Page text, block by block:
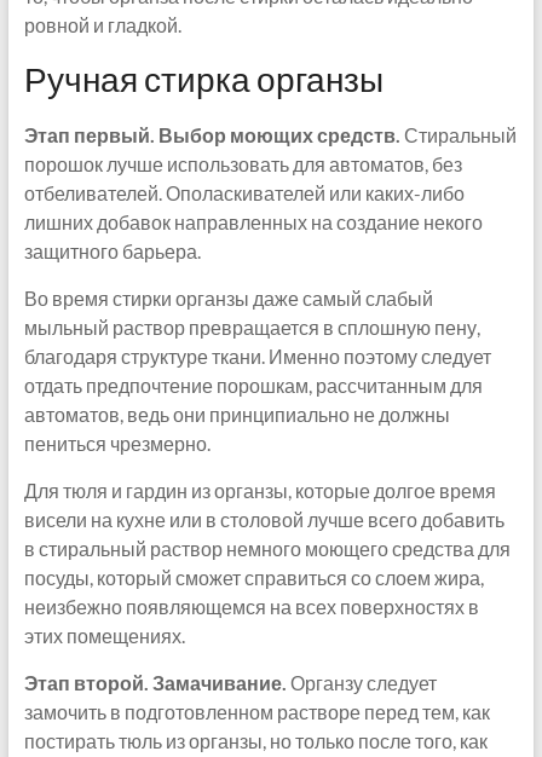
ровной и гладкой.
Ручная стирка органзы
Этап первый. Выбор моющих средств. Стиральный
порошок лучше использовать для автоматов, без
отбеливателей. Ополаскивателей или каких-либо
лишних добавок направленных на создание некого
защитного барьера.
Во время стирки органзы даже самый слабый
мыльный раствор превращается в сплошную пену,
благодаря структуре ткани. Именно поэтому следует
отдать предпочтение порошкам, рассчитанным для
автоматов, ведь они принципиально не должны
пениться чрезмерно.
Для тюля и гардин из органзы, которые долгое время
висели на кухне или в столовой лучше всего добавить
в стиральный раствор немного моющего средства для
посуды, который сможет справиться со слоем жира,
неизбежно появляющемся на всех поверхностях в
этих помещениях.
Этап второй. Замачивание. Органзу следует
замочить в подготовленном растворе перед тем, как
постирать тюль из органзы, но только после того, как